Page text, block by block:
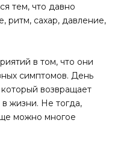
тем, что давно
ритм, сахар, давление,
в том, что они
симптомов. День
возвращает
жизни. Не тогда,
можно многое